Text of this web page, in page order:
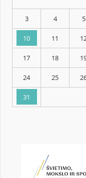
KALENDARZ